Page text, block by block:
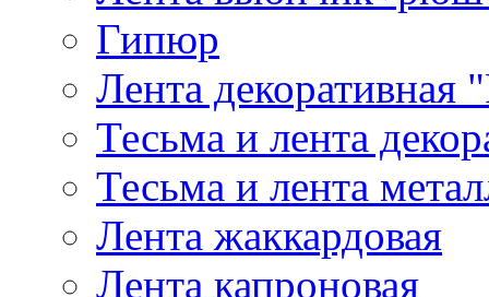
Гипюр
Лента декоративная
Тесьма и лента
Тесьма и лента
Лента жаккардовая
Лента капроновая